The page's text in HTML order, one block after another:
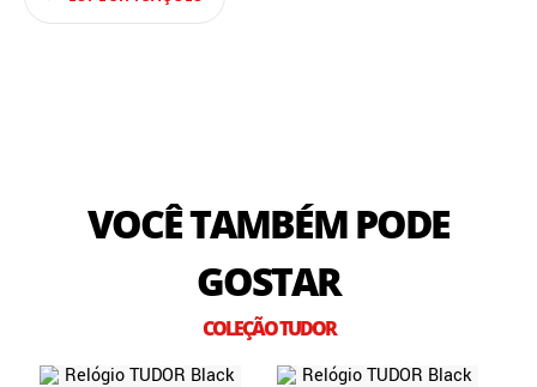
VOCÊ TAMBÉM PODE
GOSTAR
COLEÇÃO TUDOR